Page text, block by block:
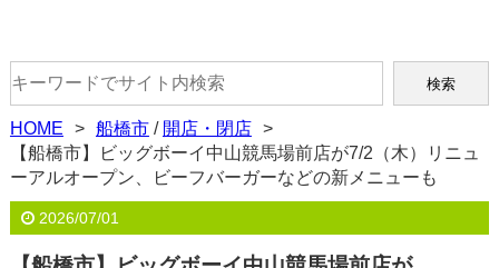
HOME 船橋市/ 開店・閉店
【船橋市】ビッグボーイ中山競馬場前店が7/2（木）リニュ
ーアルオープン、ビーフバーガーなどの新メニューも
2026/07/01